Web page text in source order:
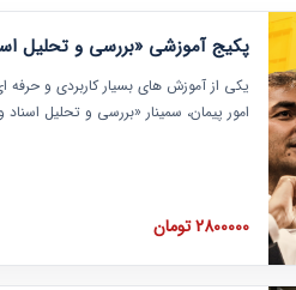
پکیج آموزشی «بررسی و تحلیل
یکی از آموزش‏‏‏‏‏‏ های بسیار کاربردی و حرفه‏
امور پیمان، سمینار «بررسی و تحلیل
عملی در این خصوص ارائه شده است.
2800000 تومان